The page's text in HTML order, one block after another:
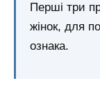
Перші три
жінок, для
ознака.